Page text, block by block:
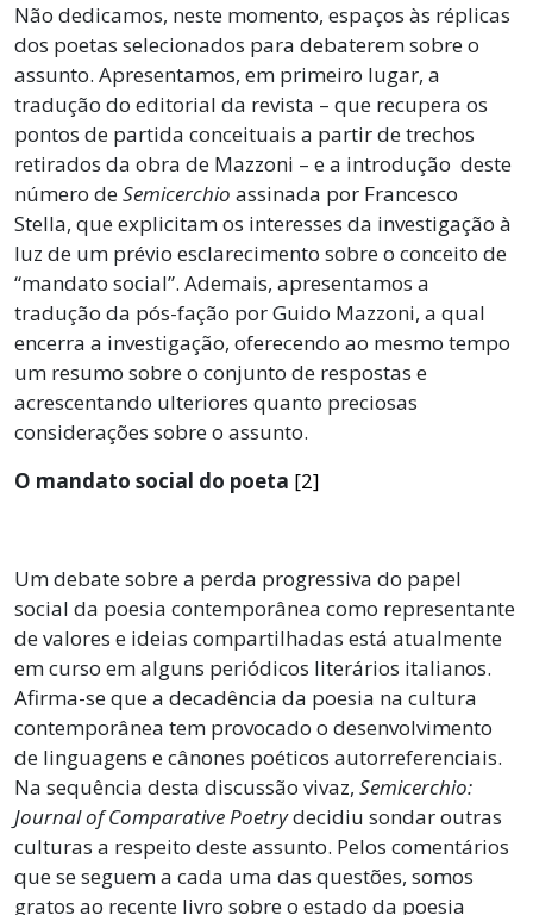
Não dedicamos, neste momento, espaços às réplicas
dos poetas selecionados para debaterem sobre o
assunto. Apresentamos, em primeiro lugar, a
tradução do editorial da revista – que recupera os
pontos de partida conceituais a partir de trechos
retirados da obra de Mazzoni – e a introdução deste
número deSemicerchio assinada por Francesco
Stella, que explicitam os interesses da investigação à
luz de um prévio esclarecimento sobre o conceito de
“mandato social”. Ademais, apresentamos a
tradução da pós-fação por Guido Mazzoni, a qual
encerra a investigação, oferecendo ao mesmo tempo
um resumo sobre o conjunto de respostas e
acrescentando ulteriores quanto preciosas
considerações sobre o assunto.
O mandato social do poeta [2]
Um debate sobre a perda progressiva do papel
social da poesia contemporânea como representante
de valores e ideias compartilhadas está atualmente
em curso em alguns periódicos literários italianos.
Afirma-se que a decadência da poesia na cultura
contemporânea tem provocado o desenvolvimento
de linguagens e cânones poéticos autorreferenciais.
Na sequência desta discussão vivaz, Semicerchio:
Journal of Comparative Poetrydecidiu sondar outras
culturas a respeito deste assunto. Pelos comentários
que se seguem a cada uma das questões, somos
gratos ao recente livro sobre o estado da poesia